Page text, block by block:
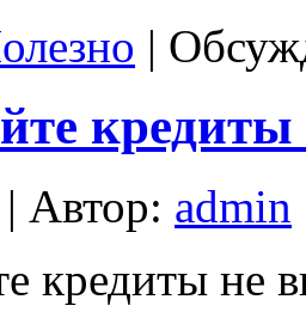
|
кредиты
Автор: admin
кредиты не